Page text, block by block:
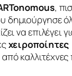
,
δημιούργησε
να επιλέγει
χειροποίητες
από